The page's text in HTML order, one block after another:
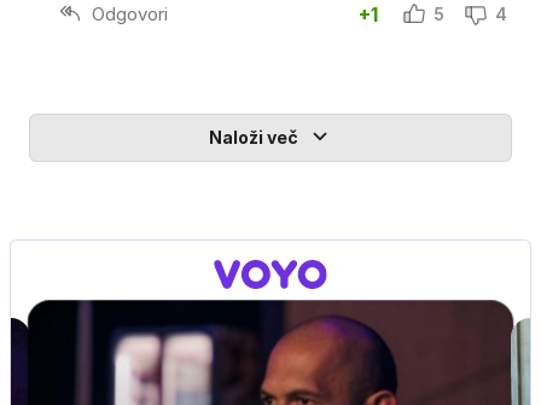
Odgovori +1 5 4
Naloži več